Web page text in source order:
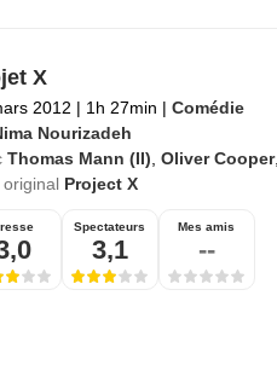
X
2012 | 1h 27min | Comédie
Nourizadeh
Thomas Mann (II) Oliver Cooper,
original Project X
Spectateurs
3,1
Mes amis
--